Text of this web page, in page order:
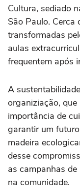
Cultura, sediado
São Paulo.
transformadas
aulas
frequentem após
A
organiziação,
importância de
garantir um
madeira
desse
as campanhas
na comunidade.